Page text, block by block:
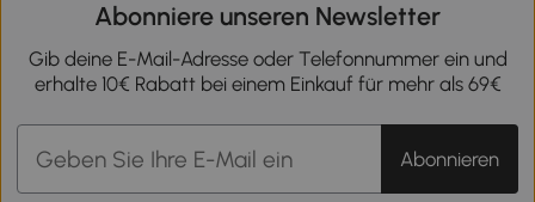
Abonniere unseren Newsletter
Gib deine E-Mail-Adresse oder Telefonnummer ein und
erhalte 10€ Rabatt bei einem Einkauf für mehr als 69€
Abonnieren